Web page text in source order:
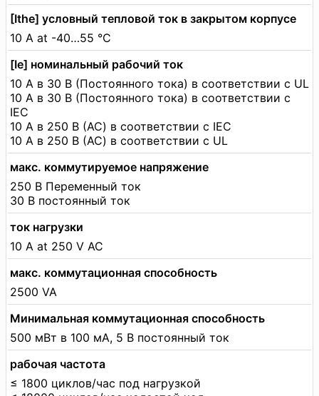
[Ithe] условный тепловой ток в закрытом корпусе
10 A at -40…55 °C
[Ie] номинальный рабочий ток
10 А в 30 В (Постоянного тока) в соответствии с UL
10 А в 30 В (Постоянного тока) в соответствии с
IEC
10 А в 250 В (AC) в соответствии с IEC
10 А в 250 В (AC) в соответствии с UL
макс. коммутируемое напряжение
250 В Переменный ток
30 В постоянный ток
ток нагрузки
10 A at 250 V AC
макс. коммутационная способность
2500 VA
Минимальная коммутационная способность
500 мВт в 100 мА, 5 В постоянный ток
рабочая частота
≤ 1800 циклов/час под нагрузкой